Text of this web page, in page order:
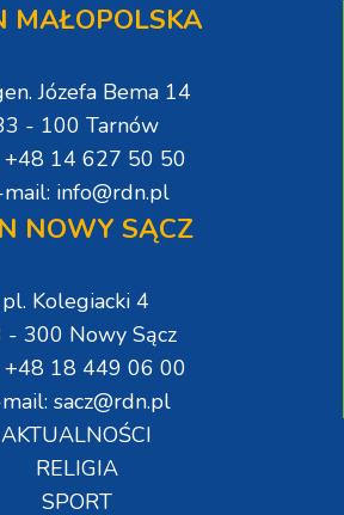
MAŁOPOLSKA
Józefa Bema 14
- 100 Tarnów
+48 14 627 50 50
info@rdn.pl
NOWY SĄCZ
pl. Kolegiacki 4
- 300 Nowy Sącz
+48 18 449 06 00
sacz@rdn.pl
AKTUALNOŚCI
RELIGIA
SPORT